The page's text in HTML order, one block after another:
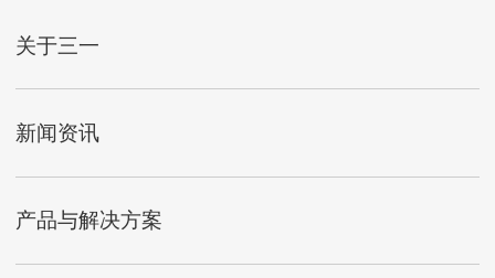
关于三一
新闻资讯
产品与解决方案